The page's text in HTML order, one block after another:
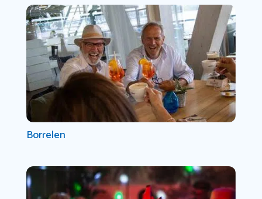
Borrelen